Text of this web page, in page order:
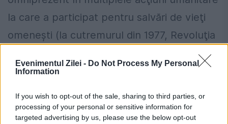
Evenimentul Zilei - Do Not Process My Personal
Information
If you wish to opt-out of the sale, sharing to third parties, or
processing of your personal or sensitive information for
targeted advertising by us, please use the below opt-out
la care a participat pentru salvări de vieţi
omeneşti (la cutremurul din 1977, Revoluţia
din Decembrie 1989, inundaţii, deszăpeziri și
alte activiăți sociale de voluntariat).
pentru noi cascadorii, omul care ne-a